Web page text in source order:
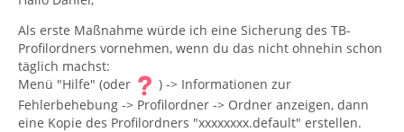
Als erste Maßnahme würde ich eine Sicherung des TB-
Profilordners vornehmen, wenn du das nicht ohnehin schon
täglich machst:
Menü "Hilfe" (oder
) -> Informationen zur
Fehlerbehebung -> Profilordner -> Ordner anzeigen, dann
eine Kopie des Profilordners "xxxxxxxx.default" erstellen.